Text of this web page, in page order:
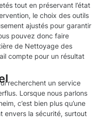
tout en préservant l’état
le choix des outils
ajustés pour garantir
pouvez donc faire
de Nettoyage des
compte pour un résultat
recherchent un service
Lorsque nous parlons
c’est bien plus qu’une
envers la sécurité, surtout